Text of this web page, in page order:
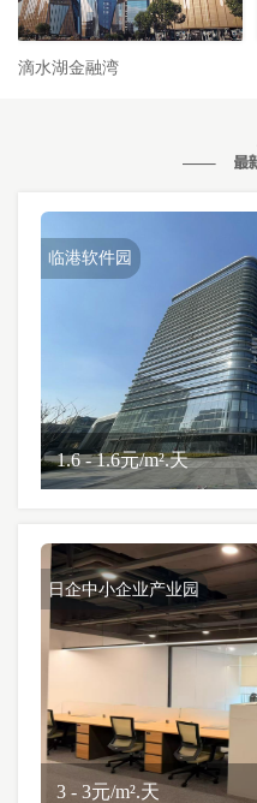
滴水湖金融湾
临港软件园
1.6 - 1.6元/m².天
日企中小企业产业园
3 - 3元/m².天